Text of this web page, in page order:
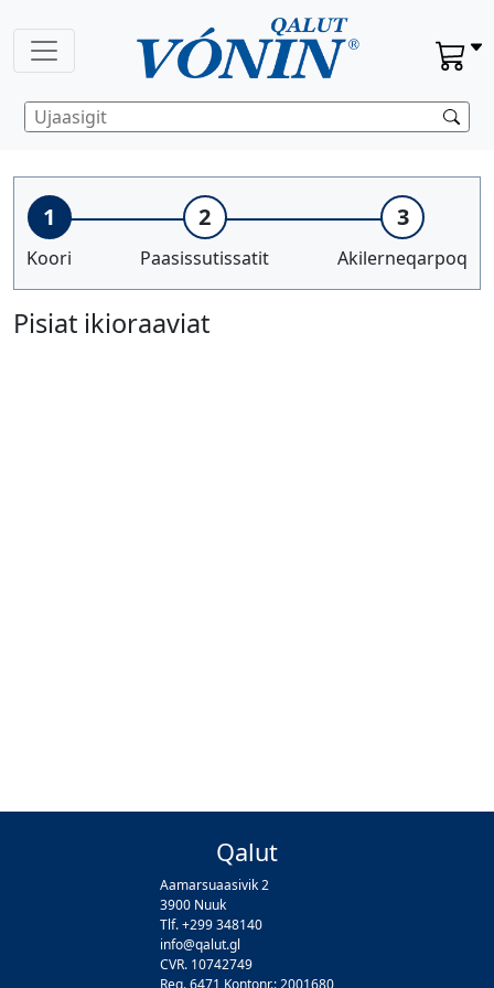
1
Koori
2
Paasissutissatit
3
Akilerneqarpoq
Pisiat ikioraaviat
Qalut
Aamarsuaasivik 2
3900 Nuuk
Tlf. +299 348140
info@qalut.gl
CVR. 10742749
Reg. 6471 Kontonr.: 2001680